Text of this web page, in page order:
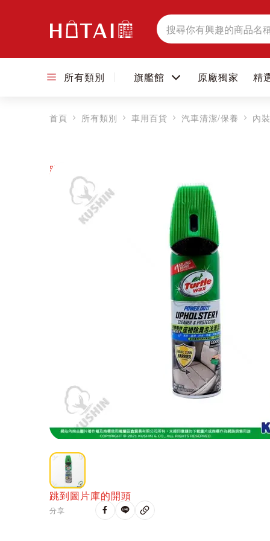
搜
尋
所有類別 旗艦館 原廠獨家 精
首頁 所有類別 車用百貨 汽車清潔/保養 內
跳到圖片庫的末尾
跳到圖片庫的開頭
分享